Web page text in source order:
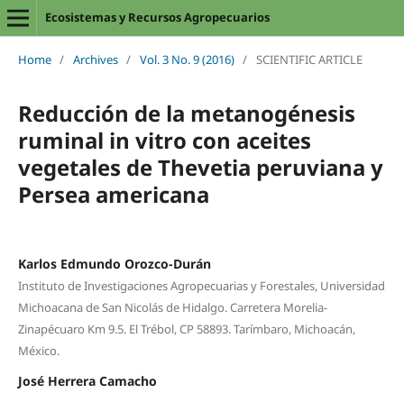
Ecosistemas y Recursos Agropecuarios
Home / Archives / Vol. 3 No. 9 (2016) / SCIENTIFIC ARTICLE
Reducción de la metanogénesis
ruminal in vitro con aceites
vegetales de Thevetia peruviana y
Persea americana
Karlos Edmundo Orozco-Durán
Instituto de Investigaciones Agropecuarias y Forestales, Universidad
Michoacana de San Nicolás de Hidalgo. Carretera Morelia-
Zinapécuaro Km 9.5. El Trébol, CP 58893. Tarímbaro, Michoacán,
México.
José Herrera Camacho